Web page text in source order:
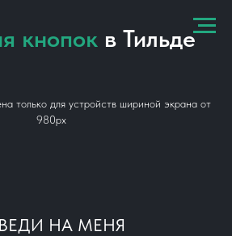
кнопок в Тильде
только для устройств шириной экрана от
980px
НА МЕНЯ